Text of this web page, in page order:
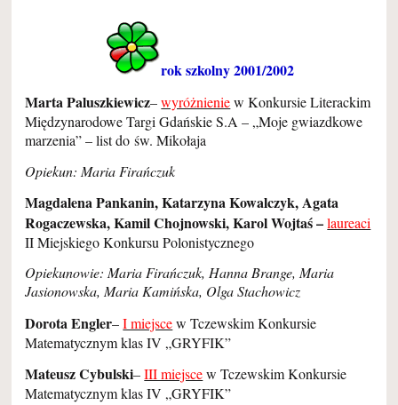
rok szkolny 2001/2002
Marta Paluszkiewicz–wyróżnieniew Konkursie Literackim
Międzynarodowe Targi Gdańskie S.A – „Moje gwiazdkowe
marzenia” – list do św. Mikołaja
Opiekun: Maria Firańczuk
Magdalena Pankanin, Katarzyna Kowalczyk, Agata
Rogaczewska, Kamil Chojnowski, Karol Wojtaś –laureaci
II Miejskiego Konkursu Polonistycznego
Opiekunowie: Maria Firańczuk, Hanna Brange, Maria
Jasionowska, Maria Kamińska, Olga Stachowicz
Dorota Engler–I miejscew Tczewskim Konkursie
Matematycznym klas IV „GRYFIK”
Mateusz Cybulski–III miejscew Tczewskim Konkursie
Matematycznym klas IV „GRYFIK”